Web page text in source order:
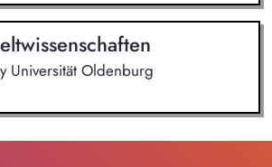
Universität Oldenburg